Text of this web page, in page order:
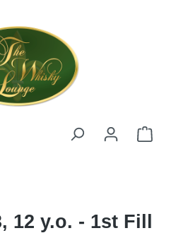
12 y.o. - 1st Fill